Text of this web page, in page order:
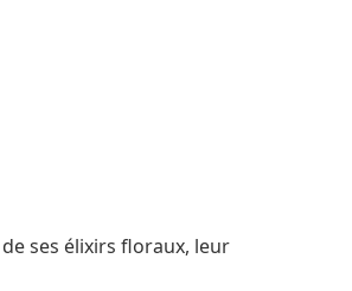
ses élixirs floraux, leur